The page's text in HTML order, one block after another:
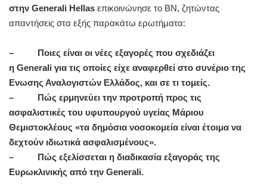
στην Generali Hellas επικοινώνησε το BN, ζητώντας
απαντήσεις στα εξής παρακάτω ερωτήματα:
– Ποιες είναι οι νέες εξαγορές που σχεδιάζει
η Generali για τις οποίες είχε αναφερθεί στο συνέριο της
Ενωσης Αναλογιστών Ελλάδος, και σε τι τομείς.
– Πώς ερμηνεύει την προτροπή προς τις
ασφαλιστικές του υφυπουργού υγείας Μάριου
Θεμιστοκλέους «τα δημόσια νοσοκομεία είναι έτοιμα να
δεχτούν ιδιωτικά ασφαλισμένους».
– Πώς εξελίσσεται η διαδικασία εξαγοράς της
Ευρωκλινικής από την Generali.